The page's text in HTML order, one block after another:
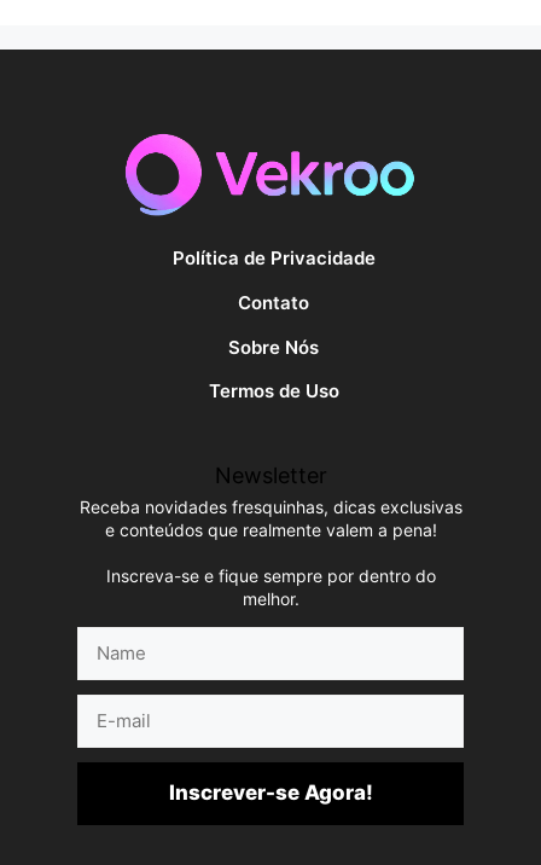
Política de Privacidade
Contato
Sobre Nós
Termos de Uso
Newsletter
Receba novidades fresquinhas, dicas exclusivas
e conteúdos que realmente valem a pena!
Inscreva-se e fique sempre por dentro do
melhor.
mail
Inscrever-se Agora!